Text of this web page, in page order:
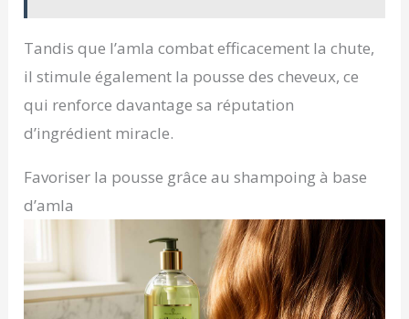
Tandis que l’amla combat efficacement la chute,
il stimule également la pousse des cheveux, ce
qui renforce davantage sa réputation
d’ingrédient miracle.
Favoriser la pousse grâce au shampoing à base
d’amla